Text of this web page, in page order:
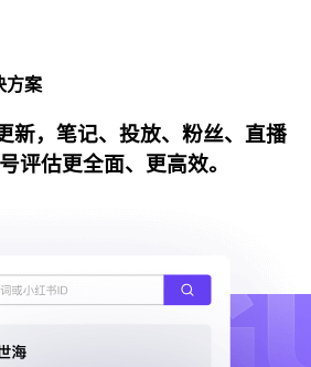
方案
新，笔记、投放、粉丝、直播
评估更全面、更高效。